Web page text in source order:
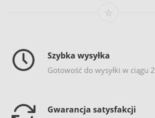
Szybka wysyłka
Gotowość do wysyłki w ciągu
Gwarancja satysfakcji